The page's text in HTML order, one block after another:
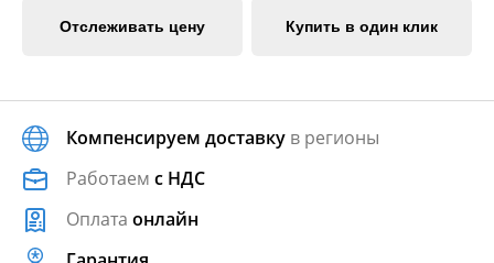
Отслеживать цену Купить в один клик
Компенсируем доставку в регионы
Работаем с НДС
Оплата онлайн